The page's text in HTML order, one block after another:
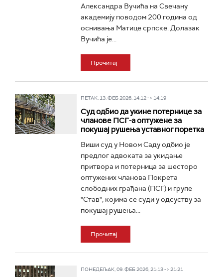
Александра Вучића на Свечану
академију поводом 200 година од
оснивања Матице српске. Долазак
Вучића је...
Прочитај
ПЕТАК, 13. ФЕБ 2026, 14:12 -> 14:19
Суд одбио да укине потернице за
чланове ПСГ-а оптужене за
покушај рушења уставног поретка
Виши суд у Новом Саду одбио је
предлог адвоката за укидање
притвора и потерница за шесторо
оптужених чланова Покрета
слободних грађана (ПСГ) и групе
"Став", којима се суди у одсуству за
покушај рушења...
Прочитај
ПОНЕДЕЉАК, 09. ФЕБ 2026, 21:13 -> 21:21